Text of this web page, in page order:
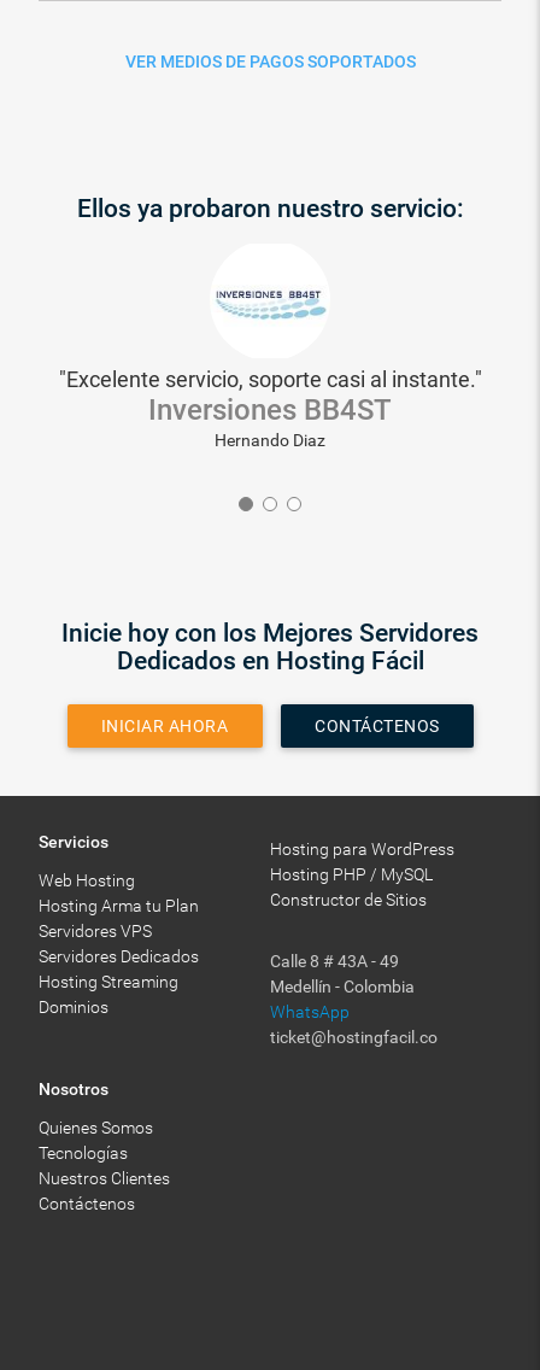
VER MEDIOS DE PAGOS SOPORTADOS
Ellos ya probaron nuestro servicio:
"Excelente servicio, soporte casi al instante."
Inversiones BB4ST
Hernando Diaz
Inicie hoy con los Mejores Servidores
Dedicados en Hosting Fácil
INICIAR AHORA CONTÁCTENOS
Servicios
Web Hosting
Hosting Arma tu Plan
Servidores VPS
Servidores Dedicados
Hosting Streaming
Dominios
Hosting para WordPress
Hosting PHP / MySQL
Constructor de Sitios
Calle 8 # 43A - 49
Medellín - Colombia
WhatsApp
ticket@hostingfacil.co
Nosotros
Quienes Somos
Tecnologías
Nuestros Clientes
Contáctenos